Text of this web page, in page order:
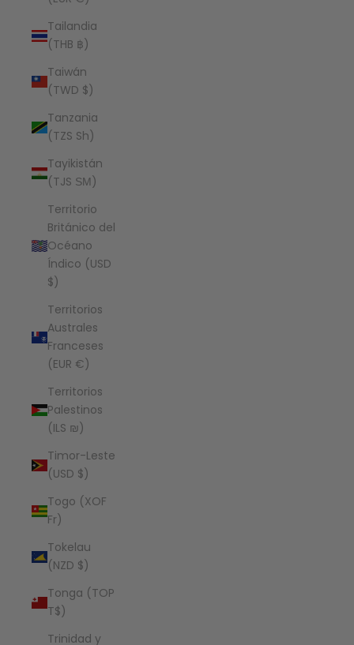
Tailandia
(THB ฿)
Taiwán
(TWD $)
Tanzania
(TZS Sh)
Tayikistán
(TJS ЅМ)
Territorio
Británico del
Océano
Índico (USD
$)
Territorios
Australes
Franceses
(EUR €)
Territorios
Palestinos
(ILS ₪)
Timor-Leste
(USD $)
Togo (XOF
Fr)
Tokelau
(NZD $)
Tonga (TOP
T$)
Trinidad y